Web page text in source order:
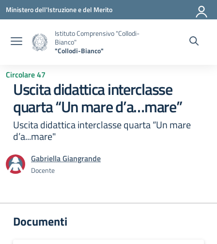
Vai ai contenuti
Vai al menu di navigazione
Vai al footer
Ministero dell'Istruzione e del Merito
Istituto Comprensivo "Collodi-
Bianco"
"Collodi-Bianco"
Circolare 47
Uscita didattica interclasse
quarta “Un mare d’a…mare”
Uscita didattica interclasse quarta “Un mare
d’a...mare"
Gabriella Giangrande
Docente
Documenti